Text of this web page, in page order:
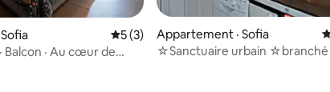
commentaires Note moyenne de 5 sur 5, 3
5 (3)
Balcon · Au cœur de
Appartement · Sofia
☆Sanctuaire urbain